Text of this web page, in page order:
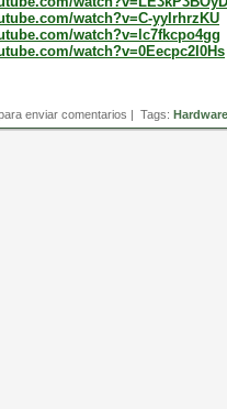
watch?v=C-yyIrhrzKU
watch?v=lc7fkcpo4gg
watch?v=0Eecpc2I0Hs
enviar comentarios | Tags: